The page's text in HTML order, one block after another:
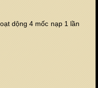
dộng 4 mốc nạp 1 lần